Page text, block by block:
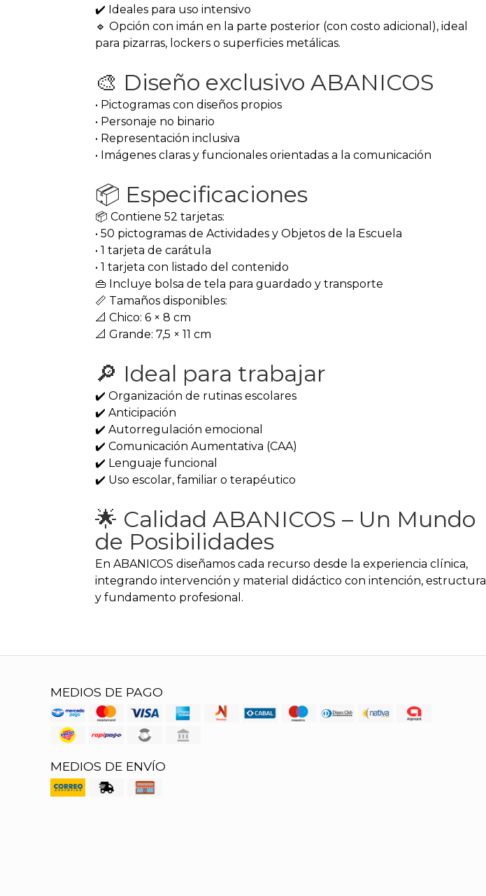
✔️ Ideales para uso intensivo
🔹 Opción con imán en la parte posterior (con costo adicional), ideal
para pizarras, lockers o superficies metálicas.
🎨 Diseño exclusivo ABANICOS
• Pictogramas con diseños propios
• Personaje no binario
• Representación inclusiva
• Imágenes claras y funcionales orientadas a la comunicación
📦 Especificaciones
📦 Contiene 52 tarjetas:
• 50 pictogramas de Actividades y Objetos de la Escuela
• 1 tarjeta de carátula
• 1 tarjeta con listado del contenido
👜 Incluye bolsa de tela para guardado y transporte
📏 Tamaños disponibles:
📐 Chico: 6 × 8 cm
📐 Grande: 7,5 × 11 cm
🔎 Ideal para trabajar
✔️ Organización de rutinas escolares
✔️ Anticipación
✔️ Autorregulación emocional
✔️ Comunicación Aumentativa (CAA)
✔️ Lenguaje funcional
✔️ Uso escolar, familiar o terapéutico
🌟 Calidad ABANICOS – Un Mundo
de Posibilidades
En ABANICOS diseñamos cada recurso desde la experiencia clínica,
integrando intervención y material didáctico con intención, estructura
y fundamento profesional.
MEDIOS DE PAGO
MEDIOS DE ENVÍO